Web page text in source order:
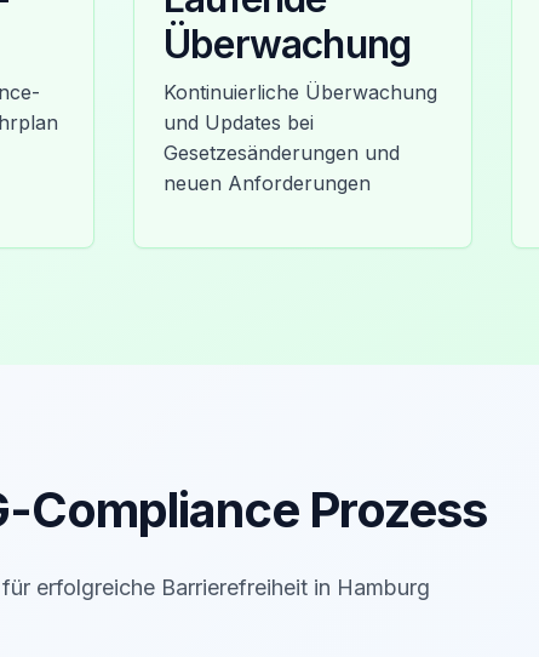
Überwachung
Kontinuierliche Überwachung
und Updates bei
Gesetzesänderungen und
neuen Anforderungen
Compliance Prozess
erfolgreiche Barrierefreiheit in Hamburg